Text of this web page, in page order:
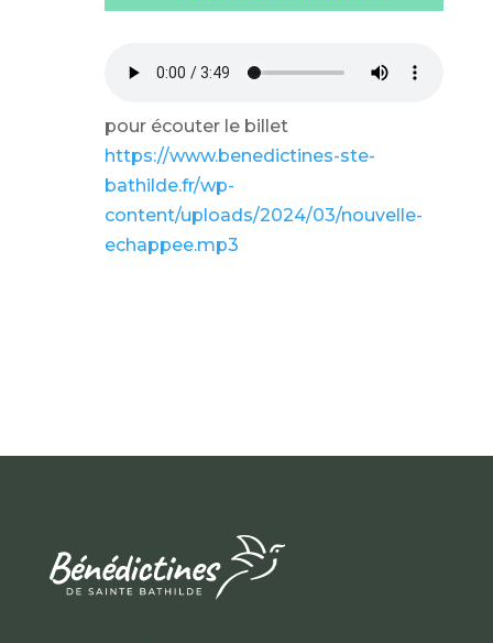
pour écouter le billet
https://www.benedictines-ste-
bathilde.fr/wp-
content/uploads/2024/03/nouvelle-
echappee.mp3